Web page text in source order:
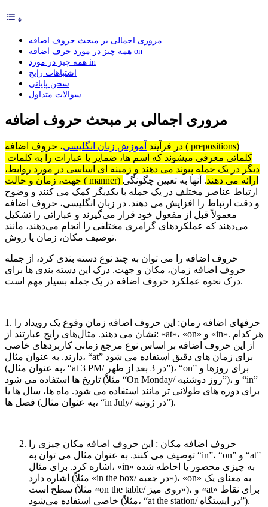
مروری اجمالی بر مبحث حروف اضافه
همه چیز در مورد حرف اضافه on
همه چیز در مورد in
اشتباهات رایج
سخن پایانی
سوالات متداول
مروری اجمالی بر مبحث حروف اضافه
در فرآیند آموزش زبان انگلیسی، حروف اضافه ( prepositions)
دیگر در یک جمله پیوند می دهند و زمینه ای اساسی در مورد روابط،
جهت، زمان و حالت ( manner) ارائه می دهند. آنها به تعیین چگونگی
ارتباط عناصر مختلف در یک جمله با یکدیگر کمک می کنند و وضوح
و دقت ارتباط را افزایش می دهند. در زبان انگلیسی، حروف اضافه
معمولاً قبل از مفعول خود قرار می‌گیرند و عباراتی را تشکیل
می‌دهند که عملکردهای گرامری مختلفی را انجام می‌دهند، مانند
توصیف مکان، زمان یا روش.
حروف اضافه را می توان به چند نوع دسته بندی کرد، از جمله
حروف اضافه زمان، مکان و جهت. درک این دسته بندی ها برای
درک نحوه عملکرد حروف اضافه در یک جمله بسیار مهم است.
1. حرفهای اضافه زمان: این حروف اضافه زمان وقوع یک رویداد را
نشان می دهند. مثال‌های رایج عبارتند از: «at»، «on» و «in». هر کدام
از این حروف اضافه بر اساس نوع مرجع زمانی کاربردهای خاصی
دارند. به عنوان مثال، “at” برای زمان های دقیق استفاده می شود
(به عنوان مثال، “at 3 PM/ در 3 بعد از ظهر”)، “on” برای روزها و
تاریخ ها استفاده می شود (مثلاً “On Monday/ روز دوشنبه”)، و “in”
برای دوره های طولانی تر مانند استفاده می شود. ماه ها، سال ها یا
فصل ها (به عنوان مثال، “in July/ در ژوئیه”).
حروف اضافه مکان : این حروف اضافه مکان چیزی را
توصیف می کنند. به عنوان مثال می توان به “in”، “on” و “at”
اشاره کرد. برای مثال، «in» به چیزی محصور یا احاطه شده
اشاره دارد (مثلاً «in the box/ در جعبه»)، ​​«on» به معنای یک
سطح است (مثلاً «on the table/ روی میز»)، و «at» برای نقاط
خاصی استفاده می‌شود (مثلاً، “at the station/ در ایستگاه”).